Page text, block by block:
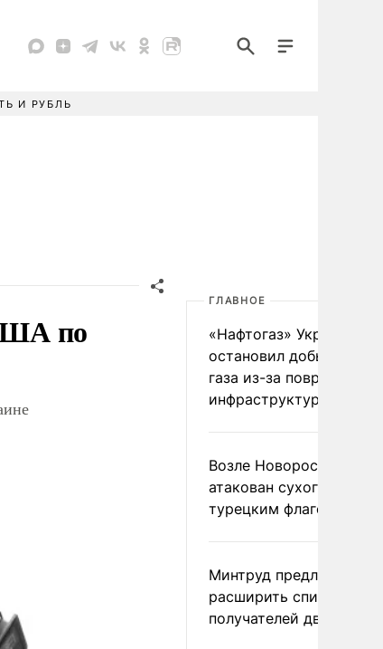
И РУБЛЬ
по
ГЛАВНОЕ
«Нафтогаз» Украины
остановил добычу
газа из-за повреждения
инфраструктуры
Возле Новороссийска
атакован сухогруз под
турецким флагом
Минтруд предложил
расширить список
получателей двух